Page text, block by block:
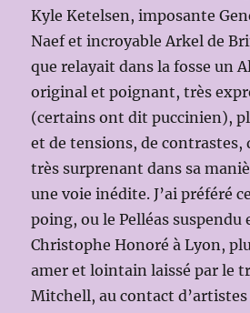
Kyle Ketelsen, imposante
Naef et incroyable Arkel de
que relayait dans la fosse un
original et poignant, très
(certains ont dit puccinien),
et de tensions, de contrastes,
très surprenant dans sa
une voie inédite. J’ai préféré
poing, ou le Pelléas suspendu
Christophe Honoré à Lyon,
amer et lointain laissé par le
Mitchell, au contact